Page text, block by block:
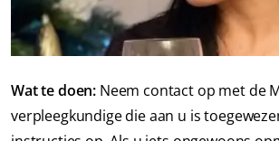
Wat te doen: Neem contact op met de
verpleegkundige die aan u is